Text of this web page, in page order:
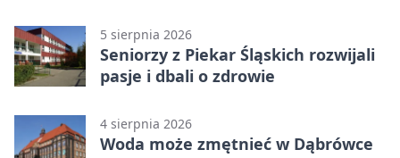
5 sierpnia 2026
Seniorzy z Piekar Śląskich rozwijali
pasje i dbali o zdrowie
4 sierpnia 2026
Woda może zmętnieć w Dąbrówce